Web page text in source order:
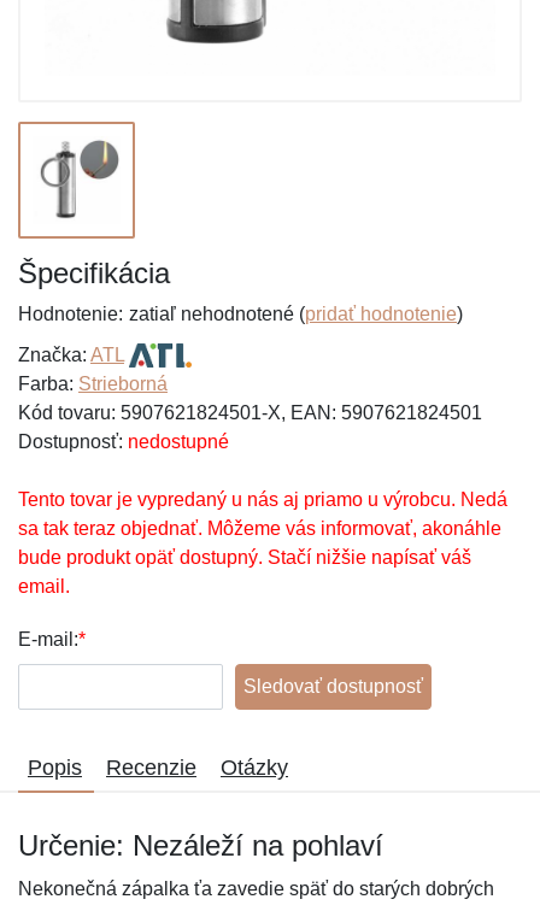
Špecifikácia
Hodnotenie: zatiaľ nehodnotené (pridať hodnotenie)
Značka: ATL
Farba: Strieborná
Kód tovaru: 5907621824501-X, EAN: 5907621824501
Dostupnosť: nedostupné
Tento tovar je vypredaný u nás aj priamo u výrobcu. Nedá
sa tak teraz objednať. Môžeme vás informovať, akonáhle
bude produkt opäť dostupný. Stačí nižšie napísať váš
email.
E-mail:*
Sledovať dostupnosť
Popis Recenzie Otázky
Určenie: Nezáleží na pohlaví
Nekonečná zápalka ťa zavedie späť do starých dobrých